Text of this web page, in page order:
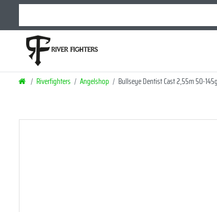
Riverfighters Angelshop Bullseye Dentist Cast 2,55m 50-